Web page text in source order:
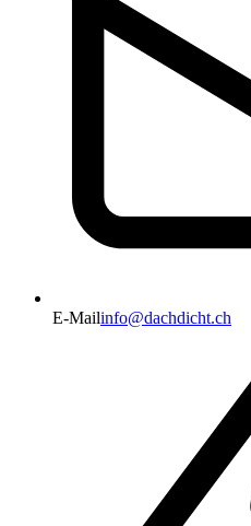
E-Mailinfo@dachdicht.ch